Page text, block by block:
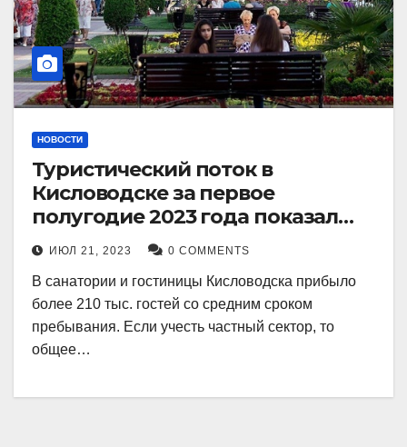
НОВОСТИ
Туристический поток в
Кисловодске за первое
полугодие 2023 года показал
рекордный рост в 21 процент.
ИЮЛ 21, 2023 0 COMMENTS
В санатории и гостиницы Кисловодска прибыло
более 210 тыс. гостей со средним сроком
пребывания. Если учесть частный сектор, то
общее…